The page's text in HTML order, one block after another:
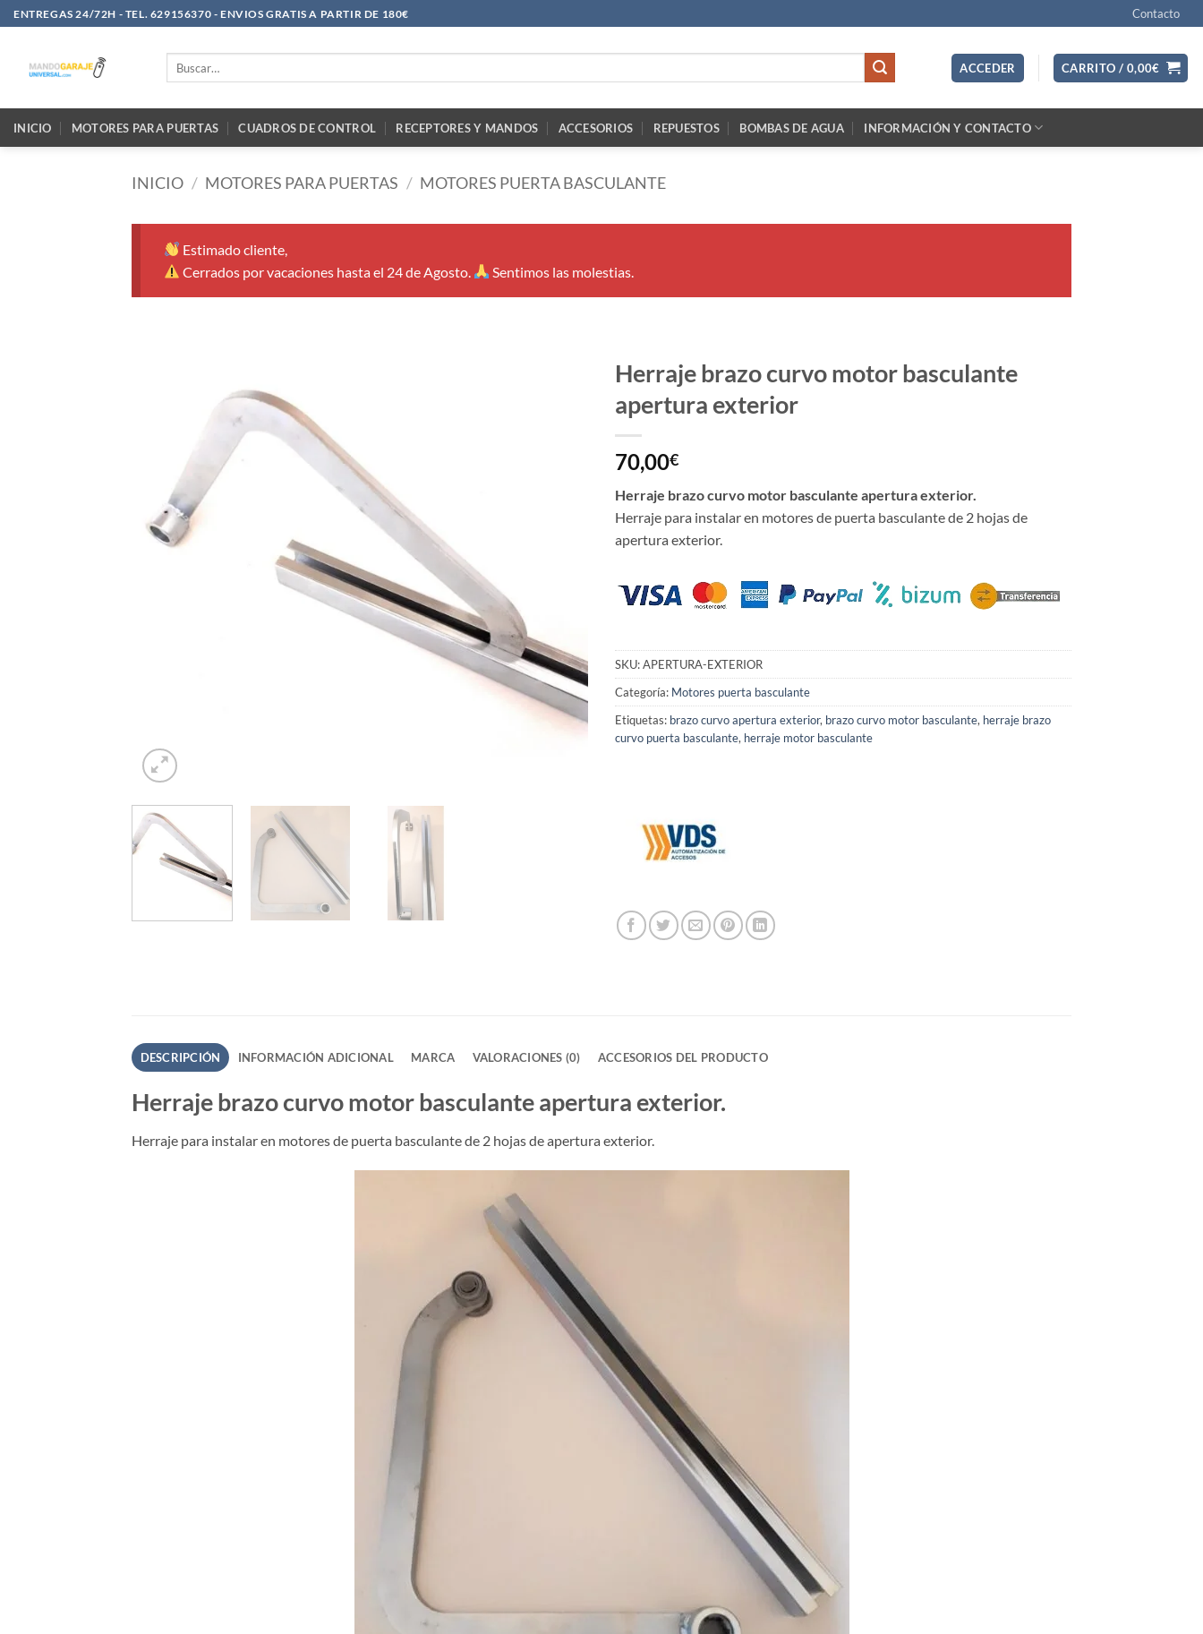
Saltar
al
ENTREGAS 24/72H - TEL. 629156370 - ENVIOS GRATIS A PARTIR DE 180€ Contacto
ACCEDER CARRITO / 0,00€
INICIO MOTORES PARA PUERTAS CUADROS DE CONTROL RECEPTORES Y MANDOS ACCESORIOS REPUESTOS BOMBAS DE AGUA INFORMACIÓN Y CONTACTO
INICIO / MOTORES PARA PUERTAS / MOTORES PUERTA BASCULANTE
Estimado cliente,
Cerrados por vacaciones hasta el 24 de Agosto.
Sentimos las molestias.
Herraje brazo curvo motor basculante
apertura exterior
70,00€
Herraje brazo curvo motor basculante apertura exterior.
Herraje para instalar en motores de puerta basculante de 2 hojas de
apertura exterior.
SKU:APERTURA-EXTERIOR
Categoría: Motores puerta basculante
Etiquetas: brazo curvo apertura exterior, brazo curvo motor basculante, herraje brazo
curvo puerta basculante, herraje motor basculante
DESCRIPCIÓN INFORMACIÓN ADICIONAL MARCA VALORACIONES (0) ACCESORIOS DEL PRODUCTO
Herraje brazo curvo motor basculante apertura exterior.
Herraje para instalar en motores de puerta basculante de 2 hojas de apertura exterior.